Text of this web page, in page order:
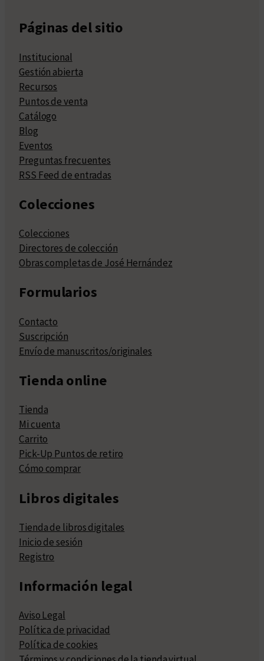
Páginas del sitio
Institucional
Gestión abierta
Recursos
Puntos de venta
Catálogo
Blog
Eventos
Preguntas frecuentes
RSS Feed de entradas
Colecciones
Colecciones
Directores de colección
Obras completas de José Hernández
Formularios
Contacto
Suscripción
Envío de manuscritos/originales
Tienda online
Tienda
Mi cuenta
Carrito
Pick-Up Puntos de retiro
Cómo comprar
Libros digitales
Tienda de libros digitales
Inicio de sesión
Registro
Información legal
Aviso Legal
Política de privacidad
Política de cookies